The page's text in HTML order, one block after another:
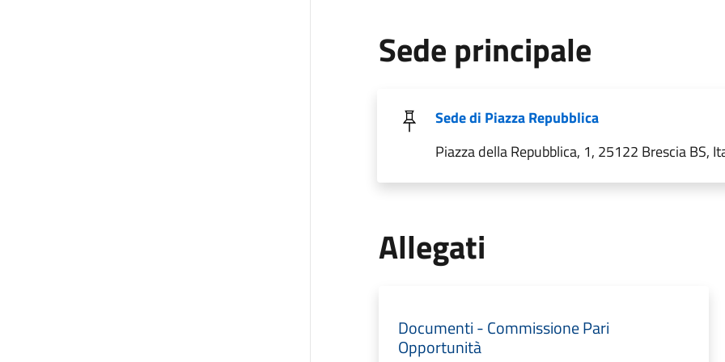
Sede principale
Sede di Piazza Repubblica
Piazza della Repubblica, 1, 25122 Brescia BS,
Allegati
Documenti - Commissione Pari
Opportunità